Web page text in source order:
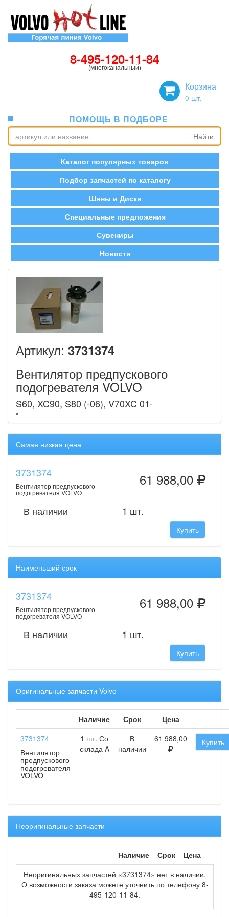
8-495-120-11-84
(многоканальный)
Корзина
0 шт.
ПОМОЩЬ В ПОДБОРЕ
Найти
Каталог популярных товаров
Подбор запчастей по каталогу
Шины и Диски
Специальные предложения
Сувениры
Новости
Артикул: 3731374
Вентилятор предпускового
подогревателя VOLVO
S60, XC90, S80 (-06), V70XC 01-
Самая низкая цена
3731374
Вентилятор предпускового
подогревателя VOLVO
61 988,00
В наличии 1 шт.
Купить
Наименьший срок
3731374
Вентилятор предпускового
подогревателя VOLVO
61 988,00
В наличии 1 шт.
Купить
Оригинальные запчасти Volvo
Наличие Срок
Цена
3731374
Вентилятор
предпускового
подогревателя
VOLVO
1 шт. Со
склада A
В
наличии
61 988,00 Купить
Неоригинальные запчасти
Наличие Срок
Цена
Неоригинальных запчастей «3731374» нет в наличии.
О возможности заказа можете уточнить по телефону 8-
495-120-11-84.